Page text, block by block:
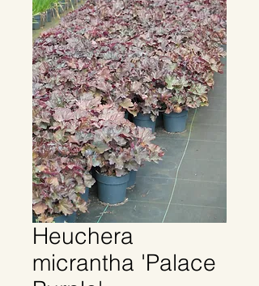
Heuchera
micrantha 'Palace